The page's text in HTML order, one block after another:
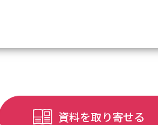
資料を取り寄せる